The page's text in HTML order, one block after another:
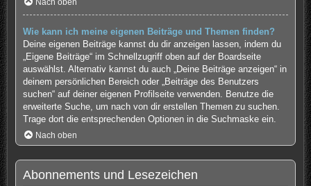
Nach oben
Wie kann ich meine eigenen Beiträge und Themen finden?
Deine eigenen Beiträge kannst du dir anzeigen lassen, indem du
„Eigene Beiträge“ im Schnellzugriff oben auf der Boardseite
auswählst. Alternativ kannst du auch „Deine Beiträge anzeigen“ in
deinem persönlichen Bereich oder „Beiträge des Benutzers
suchen“ auf deiner eigenen Profilseite verwenden. Benutze die
erweiterte Suche, um nach von dir erstellen Themen zu suchen.
Trage dort die entsprechenden Optionen in die Suchmaske ein.
Nach oben
Abonnements und Lesezeichen